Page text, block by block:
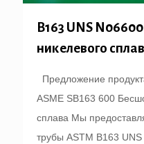
B163 UNS
никелевого
Предложение
ASME SB163 600
сплава Мы
трубы ASTM B163